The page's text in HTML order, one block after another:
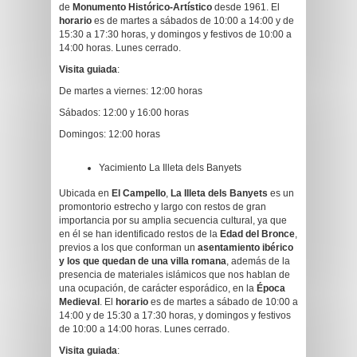
de Monumento Histórico-Artístico desde 1961. El
horario es de martes a sábados de 10:00 a 14:00 y de
15:30 a 17:30 horas, y domingos y festivos de 10:00 a
14:00 horas. Lunes cerrado.
Visita guiada:
De martes a viernes: 12:00 horas
Sábados: 12:00 y 16:00 horas
Domingos: 12:00 horas
Yacimiento La Illeta dels Banyets
Ubicada en El Campello, La Illeta dels Banyets es un
promontorio estrecho y largo con restos de gran
importancia por su amplia secuencia cultural, ya que
en él se han identificado restos de la Edad del Bronce,
previos a los que conforman un asentamiento ibérico
y los que quedan de una villa romana, además de la
presencia de materiales islámicos que nos hablan de
una ocupación, de carácter esporádico, en la Época
Medieval . El horario es de martes a sábado de 10:00 a
14:00 y de 15:30 a 17:30 horas, y domingos y festivos
de 10:00 a 14:00 horas. Lunes cerrado.
Visita guiada: